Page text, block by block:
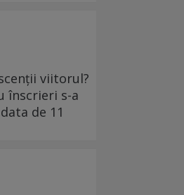
viitorul?
înscrieri s-a
de 11